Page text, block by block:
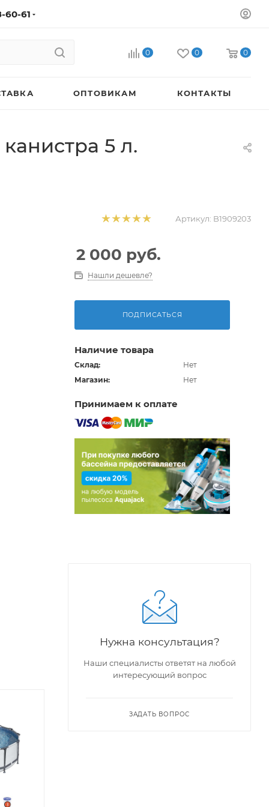
60-61
0 0 0
ОПТОВИКАМ КОНТАКТЫ
5 л.
Артикул: B1909203
2 000 руб.
Нашли дешевле?
ПОДПИСАТЬСЯ
Наличие товара
Склад:
Нет
Магазин:
Нет
Принимаем к оплате
Нужна консультация?
Наши специалисты ответят на любой
интересующий вопрос
ЗАДАТЬ ВОПРОС